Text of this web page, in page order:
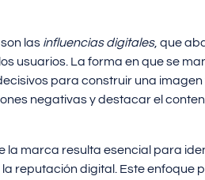
las influencias digitales, que
usuarios. La forma en que se
para construir una
negativas y destacar el
la marca resulta esencial para
reputación digital. Este enfoque